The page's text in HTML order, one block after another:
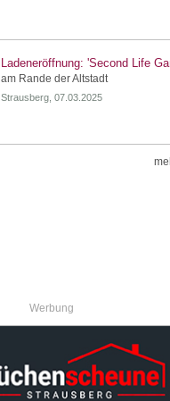
Ladeneröffnung: 'Second Life
am Rande der Altstadt
Strausberg, 07.03.2025
Werbung